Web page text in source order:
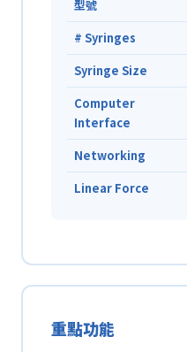
型號
# Syringes
Syringe Size
Computer
Interface
Networking
Linear Force
重點功能